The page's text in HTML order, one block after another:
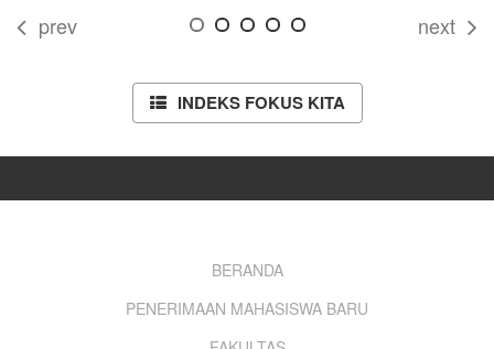
prev next
INDEKS FOKUS KITA
BERANDA
PENERIMAAN MAHASISWA BARU